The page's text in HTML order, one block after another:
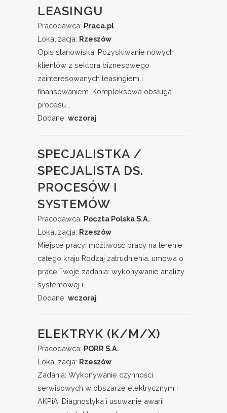
LEASINGU
Pracodawca: Praca.pl
Lokalizacja: Rzeszów
Opis stanowiska: Pozyskiwanie nowych
klientów z sektora biznesowego
zainteresowanych leasingiem i
finansowaniem. Kompleksowa obsługa
procesu...
Dodane: wczoraj
SPECJALISTKA /
SPECJALISTA DS.
PROCESÓW I
SYSTEMÓW
Pracodawca: Poczta Polska S.A.
Lokalizacja: Rzeszów
Miejsce pracy: możliwość pracy na terenie
całego kraju Rodzaj zatrudnienia: umowa o
pracę Twoje zadania: wykonywanie analizy
systemowej i...
Dodane: wczoraj
ELEKTRYK (K/M/X)
Pracodawca: PORR S.A.
Lokalizacja: Rzeszów
Zadania: Wykonywanie czynności
serwisowych w obszarze elektrycznym i
AKPiA. Diagnostyka i usuwanie awarii